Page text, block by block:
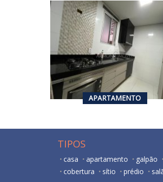
APARTAMENTO
R$ 220.000,00 VENDA
2 1 47
TIPOS
casa apartamento galpão
cobertura
sítio prédio